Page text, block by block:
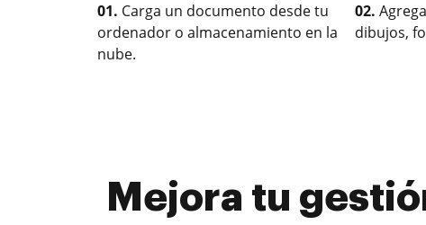
01. Carga un documento desde tu
ordenador o almacenamiento en la
nube.
02.
dibujos,
Mejora tu